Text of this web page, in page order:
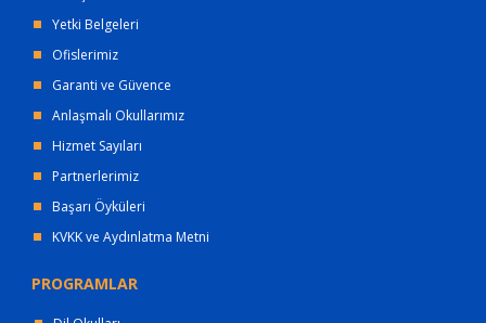
Yetki Belgeleri
Ofislerimiz
Garanti ve Güvence
Anlaşmalı Okullarımız
Hizmet Sayıları
Partnerlerimiz
Başarı Öyküleri
KVKK ve Aydınlatma Metni
PROGRAMLAR